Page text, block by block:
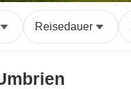
Reisedauer